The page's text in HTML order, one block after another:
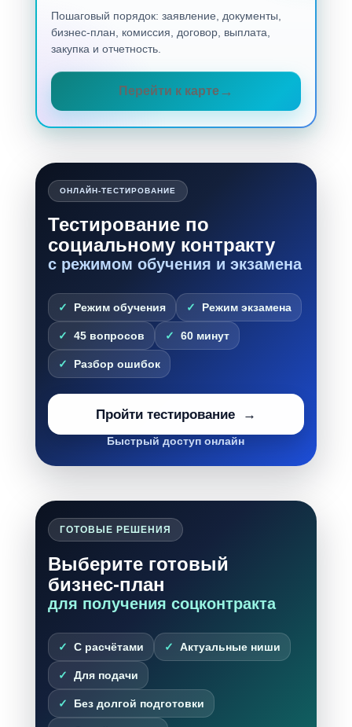
Пошаговый порядок: заявление, документы,
бизнес-план, комиссия, договор, выплата,
закупка и отчетность.
Перейти к карте
ОНЛАЙН-ТЕСТИРОВАНИЕ
Тестирование по
социальному контракту
с режимом обучения и экзамена
Режим обучения Режим экзамена
45 вопросов 60 минут
Разбор ошибок
Пройти тестирование
Быстрый доступ онлайн
ГОТОВЫЕ РЕШЕНИЯ
Выберите готовый
бизнес-план
для получения соцконтракта
С расчётами Актуальные ниши
Для подачи
Без долгой подготовки